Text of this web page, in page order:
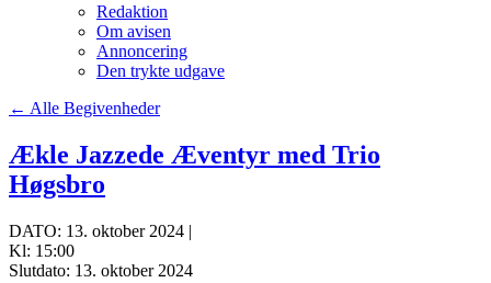
Redaktion
Om avisen
Annoncering
Den trykte udgave
← Alle Begivenheder
Ækle Jazzede Æventyr med Trio
Høgsbro
DATO: 13. oktober 2024 |
Kl: 15:00
Slutdato: 13. oktober 2024